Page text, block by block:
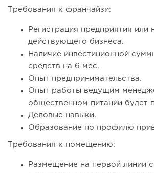
74
Coffee Way приступил к
Требования к франчайзи:
Регистрация предприятия или
действующего бизнеса.
Наличие инвестиционной
средств на 6 мес.
Опыт предпринимательства.
Опыт работы ведущим
общественном питании будет
Деловые навыки.
Образование по профилю
Требования к помещению:
Размещение на первой линии